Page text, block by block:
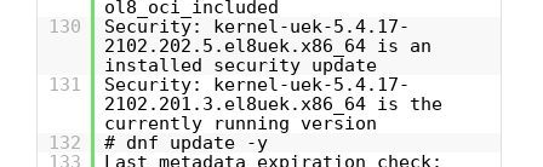
ol8_oci_included
130
Security: kernel-uek-5.4.17-
2102.202.5.el8uek.x86_64 is an
installed security update
131
Security: kernel-uek-5.4.17-
2102.201.3.el8uek.x86_64 is the
currently running version
132
# dnf update -y
133
Last metadata expiration check: